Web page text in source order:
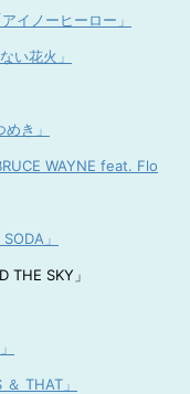
イノーヒーロー」
い花火」
き」
WAYNE feat. Flo
」
THE SKY」
THAT」